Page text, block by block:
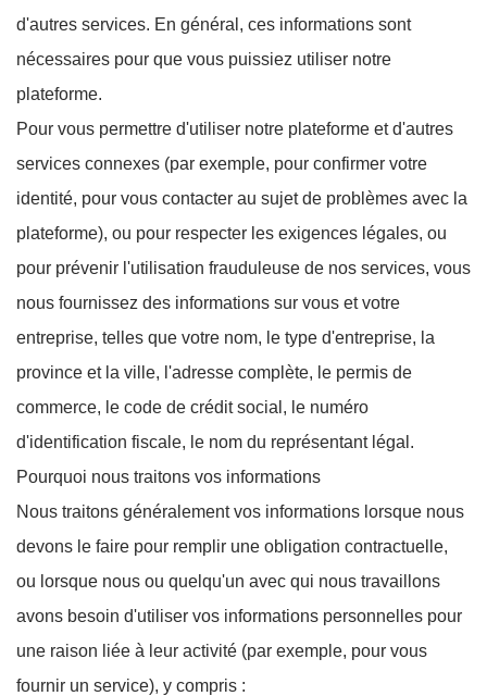
d'autres services. En général, ces informations sont
nécessaires pour que vous puissiez utiliser notre
plateforme.
Pour vous permettre d'utiliser notre plateforme et d'autres
services connexes (par exemple, pour confirmer votre
identité, pour vous contacter au sujet de problèmes avec la
plateforme), ou pour respecter les exigences légales, ou
pour prévenir l'utilisation frauduleuse de nos services, vous
nous fournissez des informations sur vous et votre
entreprise, telles que votre nom, le type d'entreprise, la
province et la ville, l'adresse complète, le permis de
commerce, le code de crédit social, le numéro
d'identification fiscale, le nom du représentant légal.
Pourquoi nous traitons vos informations
Nous traitons généralement vos informations lorsque nous
devons le faire pour remplir une obligation contractuelle,
ou lorsque nous ou quelqu'un avec qui nous travaillons
avons besoin d'utiliser vos informations personnelles pour
une raison liée à leur activité (par exemple, pour vous
fournir un service), y compris :